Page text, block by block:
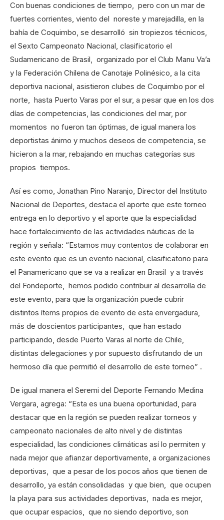
Con buenas condiciones de tiempo, pero con un mar de
fuertes corrientes, viento del noreste y marejadilla, en la
bahía de Coquimbo, se desarrolló sin tropiezos técnicos,
el Sexto Campeonato Nacional, clasificatorio el
Sudamericano de Brasil, organizado por el Club Manu Va’a
y la Federación Chilena de Canotaje Polinésico, a la cita
deportiva nacional, asistieron clubes de Coquimbo por el
norte, hasta Puerto Varas por el sur, a pesar que en los dos
días de competencias, las condiciones del mar, por
momentos no fueron tan óptimas, de igual manera los
deportistas ánimo y muchos deseos de competencia, se
hicieron a la mar, rebajando en muchas categorías sus
propios tiempos.
Así es como, Jonathan Pino Naranjo, Director del Instituto
Nacional de Deportes, destaca el aporte que este torneo
entrega en lo deportivo y el aporte que la especialidad
hace fortalecimiento de las actividades náuticas de la
región y señala: “Estamos muy contentos de colaborar en
este evento que es un evento nacional, clasificatorio para
el Panamericano que se va a realizar en Brasil y a través
del Fondeporte, hemos podido contribuir al desarrolla de
este evento, para que la organización puede cubrir
distintos ítems propios de evento de esta envergadura,
más de doscientos participantes, que han estado
participando, desde Puerto Varas al norte de Chile,
distintas delegaciones y por supuesto disfrutando de un
hermoso día que permitió el desarrollo de este torneo” .
De igual manera el Seremi del Deporte Fernando Medina
Vergara, agrega: “Esta es una buena oportunidad, para
destacar que en la región se pueden realizar torneos y
campeonato nacionales de alto nivel y de distintas
especialidad, las condiciones climáticas así lo permiten y
nada mejor que afianzar deportivamente, a organizaciones
deportivas, que a pesar de los pocos años que tienen de
desarrollo, ya están consolidadas y que bien, que ocupen
la playa para sus actividades deportivas, nada es mejor,
que ocupar espacios, que no siendo deportivo, son